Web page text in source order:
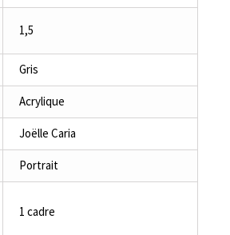
1,5
Gris
Acrylique
Joëlle Caria
Portrait
1 cadre